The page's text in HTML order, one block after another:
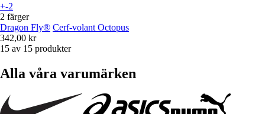
+-2
2 färger
Dragon Fly® Cerf-volant Octopus
342,00 kr
15 av 15 produkter
Alla våra varumärken